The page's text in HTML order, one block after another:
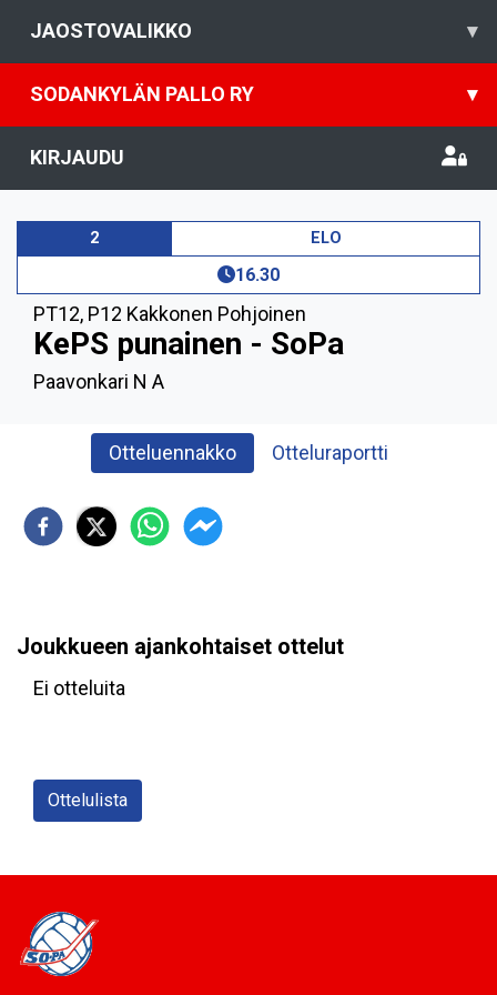
JAOSTOVALIKKO ▾
SODANKYLÄN PALLO RY ▾
KIRJAUDU
2 ELO
16.30
PT12, P12 Kakkonen Pohjoinen
KePS punainen - SoPa
Paavonkari N A
Otteluennakko Otteluraportti
Joukkueen ajankohtaiset ottelut
Ei otteluita
Ottelulista